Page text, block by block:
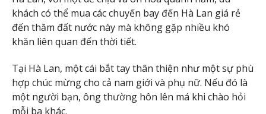
khách có thể mua các chuyến bay đến Hà Lan giá rẻ
đến thăm đất nước này mà không gặp nhiều khó
khăn liên quan đến thời tiết.
Tại Hà Lan, một cái bắt tay thân thiện như một sự phù
hợp chúc mừng cho cả nam giới và phụ nữ. Nếu đó là
một người bạn, ông thường hôn lên má khi chào hỏi
mỗi ba khác.